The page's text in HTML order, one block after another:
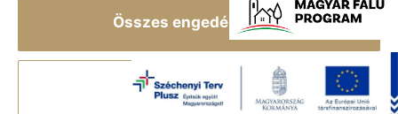
Vál Község Önkormányzat 1996-2022 © Minden jog
fenntartva.
ASIG Informatika Kft.
Összes engedélyezése
Elutasít